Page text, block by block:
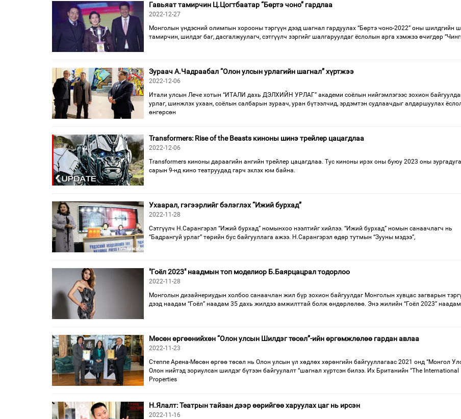
Гавьяат тамирчин Ц.Цогтбаатар “Бөртэ чоно” гардлаа
2022-12-27
Монголын үндэсний олимпын хорооны тэргүүн дээд шагнал гардуулах “Бөртэ чоно-2022” оны шилдгийн
тамирчин, шилдэг баг, дасгалжуулагч, сэтгүүлч зэргийг шалгаруулдаг ёслолын арга хэмжээ өчигдөр
Зураач А.Чадраабал “Олон улсын урлагийн шагнал” хүртжээ
2022-12-06
Итали улсын Лече хотын “ИТАЛИ дахь ДЭЛХИЙН УРЛАГ” академи соёлын нийгэмлэгээс зохион
урлаг, шинжлэх ухаан, соёлын салбарын зураач, уран бүтээлчид, эрдэмтэн судлаачдыг алдаршуулах
өнгөрсөн
Transformers: Rise of the Beasts киноны шинэ трейлер цацагдлаа
2022-12-06
Transformers киноны дараагийн ангийн трейлер цацагдлаа. Тус киноны ирэх оны буюу 2023 оны
сарын 9-нд кино театруудад гарч эхлэх юм байна.
Ухаарал, гэгээрлийг бэлэглэх “Ижий бурхад”
2022-11-28
Сэтгүүлч Н.Сарангэрэл “Ижий бурхад” номынхоо нээлтийг хийлээ. “Ижий бурхад” номын санаачлагч нь
“Бадрангуй урлаг” төрийн бус байгууллага ажээ. Н.Сарангэрэл өдөр тутмын “Зууны мэдээ”,
"Гоёл 2023" наадмын топ моделиор Б.Баярцацрал тодорлоо
2022-11-28
Монголын дизайнериудын холбоо санаачлан жил бүр зохион байгуулдаг Монголын хувцас загварын
дээд наадам “Гоёл” наадам 35 дахь жилдээ амжилттай болж өндөрлөлөө. Энэ жилийн “Гоёл 2023” наадам
Мөсөн өргөөнийхөн “Олон улсын Шилдэг төсөл”-ийн өргөмжлөлөө гардан авлаа
2022-11-23
Степпе Арена-Мөсөн өргөө төсөл нь Олон улсын үл хөдлөх хөрөнгийн байгууллагаас 2021 онд “Монгол
Олон нийтэд зориулсан шилдэг бүтээн байгуулалт “шагнал хүртсэн билээ. Их Британийн “The International
Properties
Н.Ялалт: Театрын тайзан дээр өөрийгөө харуулах цаг нь ирсэн
2022-11-16